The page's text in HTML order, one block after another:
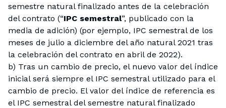
semestre natural finalizado antes de la celebración
del contrato (“IPC semestral”, publicado con la
media de adición) (por ejemplo, IPC semestral de los
meses de julio a diciembre del año natural 2021 tras
la celebración del contrato en abril de 2022).
b) Tras un cambio de precio, el nuevo valor del índice
inicial será siempre el IPC semestral utilizado para el
cambio de precio. El valor del índice de referencia es
el IPC semestral del semestre natural finalizado